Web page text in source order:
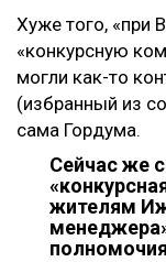
Хуже того, «при
«конкурсную
могли как-то
(избранный из
сама Гордума.
Сейчас же
жителям